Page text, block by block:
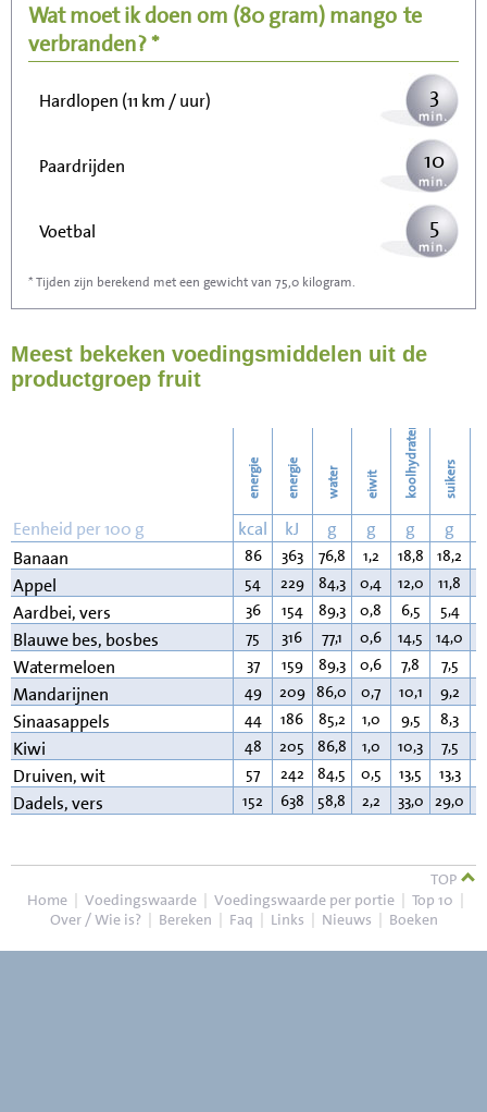
Wat moet ik doen om (80 gram)mango te
verbranden? *
Wandelen (5 km/uur)
Hardlopen (11 km / uur) 3
Paardrijden 10
Voetbal 5
Stofzuigen
Strijken 17
20
* Tijden zijn berekend met een gewicht van 75,0 kilogram.
Meest bekeken voedingsmiddelen uit de
productgroep fruit
energie energie water eiwit koolhydraten suikers
Eenheid per 100 g kcal kJ g g g g
Banaan
86 363 76,8 1,2 18,8 18,2
Appel 54 229 84,3 0,4 12,0 11,8
Aardbei, vers 36 154 89,3 0,8 6,5 5,4
Blauwe bes, bosbes 75 316 77,1 0,6 14,5 14,0
Watermeloen 37 159 89,3 0,6 7,8 7,5
Mandarijnen 49 209 86,0 0,7 10,1 9,2
Sinaasappels 44 186 85,2 1,0 9,5 8,3
Kiwi 48 205 86,8 1,0 10,3 7,5
Druiven, wit 57 242 84,5 0,5 13,5 13,3
Dadels, vers 152 638 58,8 2,2 33,0 29,0
TOP
Home | Voedingswaarde | Voedingswaarde per portie | Top 10 |
Over / Wie is? | Bereken | Faq | Links | Nieuws | Boeken